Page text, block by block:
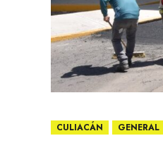
CULIACÁN GENERAL